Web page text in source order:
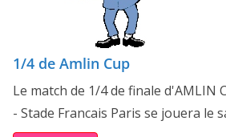
1/4 de Amlin Cup
Le match de 1/4 de finale d'AMLIN
- Stade Francais Paris se jouera le